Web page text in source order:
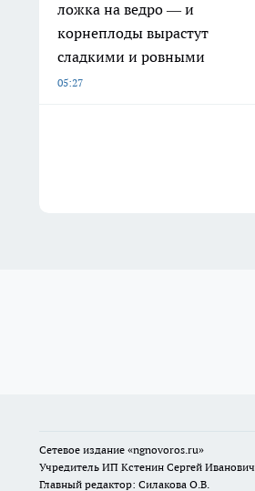
ложка на ведро — и
корнеплоды вырастут
сладкими и ровными
05:27
Сетевое издание «ngnovoros.ru»
Учредитель ИП Кстенин Сергей Иванович
Главный редактор: Силакова О.В.